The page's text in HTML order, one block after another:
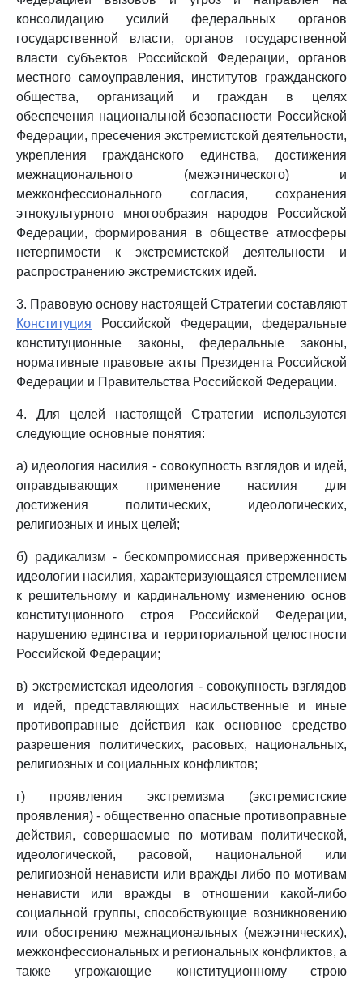
консолидацию усилий федеральных органов
государственной власти, органов государственной
власти субъектов Российской Федерации, органов
местного самоуправления, институтов гражданского
общества, организаций и граждан в целях
обеспечения национальной безопасности Российской
Федерации, пресечения экстремистской деятельности,
укрепления гражданского единства, достижения
межнационального (межэтнического) и
межконфессионального согласия, сохранения
этнокультурного многообразия народов Российской
Федерации, формирования в обществе атмосферы
нетерпимости к экстремистской деятельности и
распространению экстремистских идей.
3. Правовую основу настоящей Стратегии составляют
Конституция Российской Федерации, федеральные
конституционные законы, федеральные законы,
нормативные правовые акты Президента Российской
Федерации и Правительства Российской Федерации.
4. Для целей настоящей Стратегии используются
следующие основные понятия:
а) идеология насилия - совокупность взглядов и идей,
оправдывающих применение насилия для
достижения политических, идеологических,
религиозных и иных целей;
б) радикализм - бескомпромиссная приверженность
идеологии насилия, характеризующаяся стремлением
к решительному и кардинальному изменению основ
конституционного строя Российской Федерации,
нарушению единства и территориальной целостности
Российской Федерации;
в) экстремистская идеология - совокупность взглядов
и идей, представляющих насильственные и иные
противоправные действия как основное средство
разрешения политических, расовых, национальных,
религиозных и социальных конфликтов;
г) проявления экстремизма (экстремистские
проявления) - общественно опасные противоправные
действия, совершаемые по мотивам политической,
идеологической, расовой, национальной или
религиозной ненависти или вражды либо по мотивам
ненависти или вражды в отношении какой-либо
социальной группы, способствующие возникновению
или обострению межнациональных (межэтнических),
межконфессиональных и региональных конфликтов, а
также угрожающие конституционному строю